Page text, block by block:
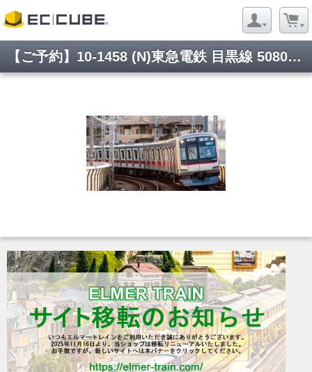
【ご予約】10-1458 (N)東急電鉄 目黒線 5080系 8両セット